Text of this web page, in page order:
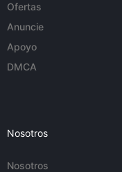
Ofertas
Anuncie
Apoyo
DMCA
Nosotros
Nosotros